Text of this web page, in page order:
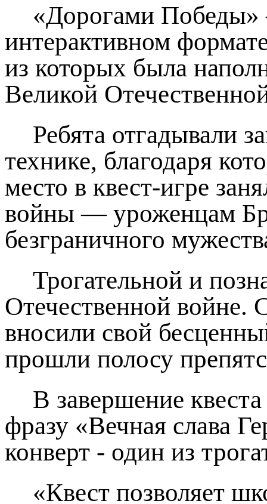
«Дорогами Победы»
интерактивном
из которых была
Великой
Ребята отгадывали
технике, благодаря
место в квест-игре
войны — уроженцам
безграничного
Трогательной и
Отечественной войне.
вносили свой
прошли полосу
В завершение
фразу «Вечная слава
конверт - один из
«Квест позволяет